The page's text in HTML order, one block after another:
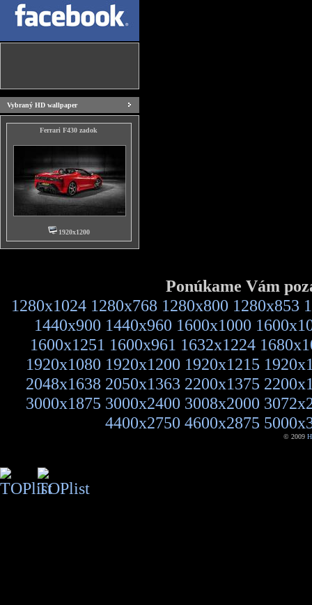
Vybraný HD wallpaper
Ferrari F430 zadok
1920x1200
Ponúkame Vám
1280x1024 1280x768 1280x800 1280x853
1440x900 1440x960 1600x1000
1600x1251 1600x961 1632x1224
1920x1080 1920x1200 1920x1215
2048x1638 2050x1363 2200x1375
3000x1875 3000x2400 3008x2000
4400x2750 4600x2875
© 2009